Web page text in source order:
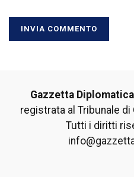
Gazzetta Diplomatica
registrata al Tribunale
Tutti i diritti